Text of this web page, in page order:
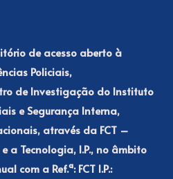
de acesso aberto à
Policiais,
de Investigação do Instituto
e Segurança Interna,
através da FCT –
a Tecnologia, I.P., no âmbito
com a Ref.ª: FCT I.P.: